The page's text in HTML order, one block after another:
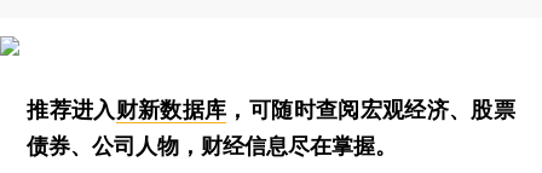
推荐进入财新数据库 ，可随时查阅宏观经济、股票
债券、公司人物，财经信息尽在掌握。